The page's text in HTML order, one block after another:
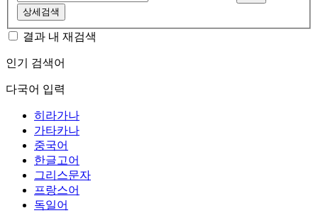
상세검색
결과 내 재검색
인기 검색어
다국어 입력
히라가나
가타카나
중국어
한글고어
그리스문자
프랑스어
독일어